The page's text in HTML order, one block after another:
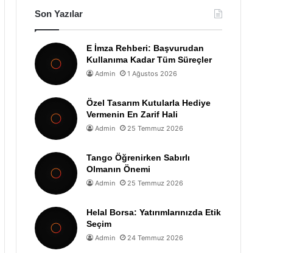
Son Yazılar
E İmza Rehberi: Başvurudan
Kullanıma Kadar Tüm Süreçler
Admin 1 Ağustos 2026
Özel Tasarım Kutularla Hediye
Vermenin En Zarif Hali
Admin 25 Temmuz 2026
Tango Öğrenirken Sabırlı
Olmanın Önemi
Admin 25 Temmuz 2026
Helal Borsa: Yatırımlarınızda Etik
Seçim
Admin 24 Temmuz 2026